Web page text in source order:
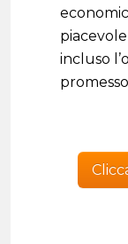
incluso